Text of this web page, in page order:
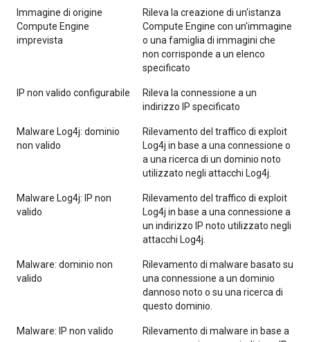
Immagine di origine
Compute Engine
imprevista
Rileva la creazione di un'istanza
Compute Engine con un'immagine
o una famiglia di immagini che
non corrisponde a un elenco
specificato
IP non valido configurabile
Rileva la connessione a un
indirizzo IP specificato
Malware Log4j: dominio
non valido
Rilevamento del traffico di exploit
Log4j in base a una connessione o
a una ricerca di un dominio noto
utilizzato negli attacchi Log4j.
Malware Log4j: IP non
valido
Rilevamento del traffico di exploit
Log4j in base a una connessione a
un indirizzo IP noto utilizzato negli
attacchi Log4j.
Malware: dominio non
valido
Rilevamento di malware basato su
una connessione a un dominio
dannoso noto o su una ricerca di
questo dominio.
Malware: IP non valido
Rilevamento di malware in base a